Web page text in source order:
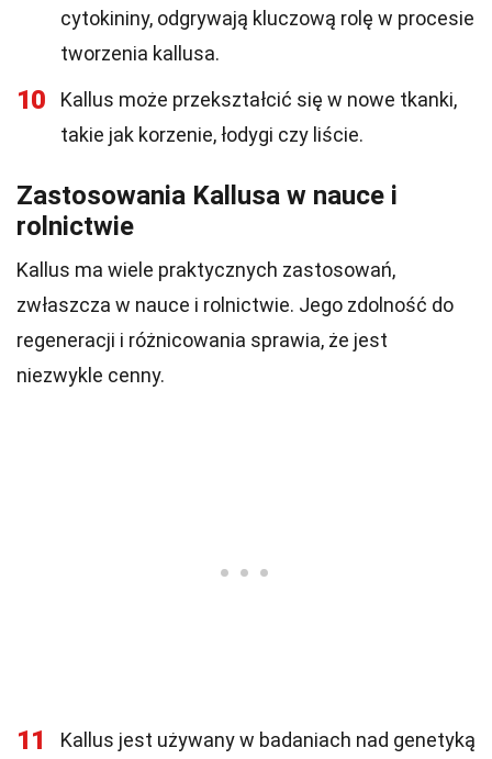
cytokininy, odgrywają kluczową rolę w procesie
tworzenia kallusa.
10
Kallus może przekształcić się w nowe tkanki,
takie jak korzenie, łodygi czy liście.
Zastosowania Kallusa w nauce i
rolnictwie
Kallus ma wiele praktycznych zastosowań,
zwłaszcza w nauce i rolnictwie. Jego zdolność do
regeneracji i różnicowania sprawia, że jest
niezwykle cenny.
11
Kallus jest używany w badaniach nad genetyką